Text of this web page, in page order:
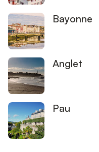
Bayonne
Anglet
Pau